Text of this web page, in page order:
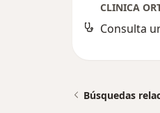
CLINICA
Consulta
Búsquedas